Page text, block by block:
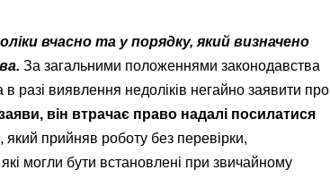
вчасно та у порядку, який визначено
За загальними положеннями законодавства
разі виявлення недоліків негайно заявити про
він втрачає право надалі посилатися
який прийняв роботу без перевірки,
могли бути встановлені при звичайному